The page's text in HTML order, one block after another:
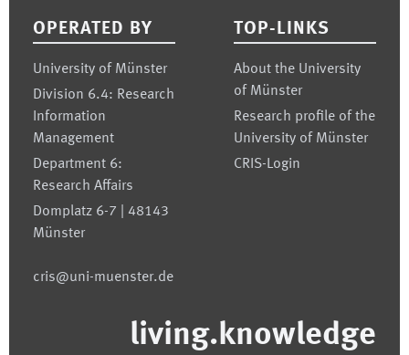
OPERATED BY
University of Münster
Division 6.4: Research
Information
Management
Department 6:
Research Affairs
Domplatz 6-7 | 48143
Münster
cris@uni-muenster.de
TOP-LINKS
About the University
of Münster
Research profile of the
University of Münster
CRIS-Login
living.knowledge